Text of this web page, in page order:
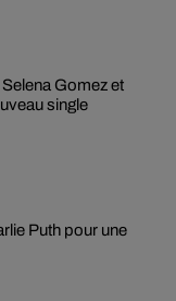
Gomez et
single
Puth pour une